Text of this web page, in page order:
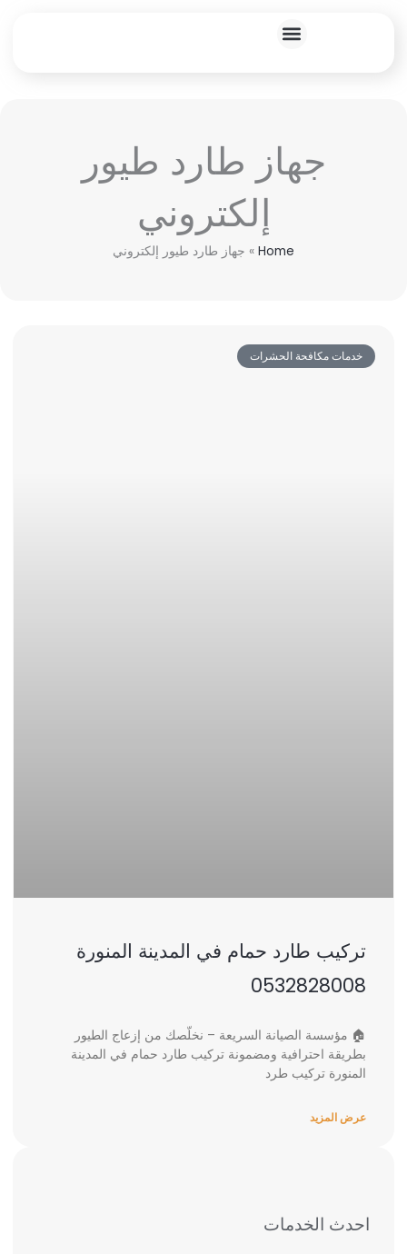
جهاز طارد طيور
إلكتروني
Home
» جهاز طارد طيور إلكتروني
خدمات مكافحة الحشرات
تركيب طارد حمام في المدينة المنورة
0532828008
🏠 مؤسسة الصيانة السريعة – نخلّصك من إزعاج الطيور
بطريقة احترافية ومضمونة تركيب طارد حمام في المدينة
المنورة تركيب طرد
عرض المزيد
احدث الخدمات